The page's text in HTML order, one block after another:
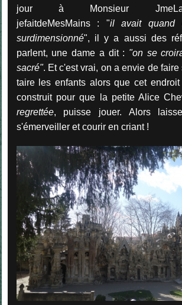
jour à Monsieur
jefaitdeMesMains : "il avait quand
surdimensionné", il y a aussi des
parlent, une dame a dit : "on se
sacré". Et c'est vrai, on a envie de
taire les enfants alors que cet
construit pour que la petite Alice
regrettée, puisse jouer. Alors
s'émerveiller et courir en criant !